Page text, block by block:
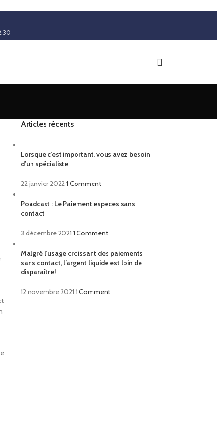
Articles récents
Lorsque c’est important, vous avez besoin
d’un spécialiste
22 janvier 20221 Comment
Poadcast : Le Paiement especes sans
contact
3 décembre 2021 1 Comment
Malgré l’usage croissant des paiements
sans contact, l’argent liquide est loin de
disparaître!
12 novembre 2021 1 Comment